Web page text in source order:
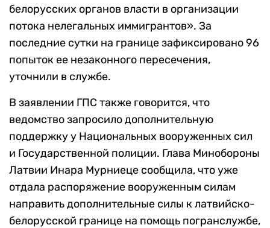
белорусских органов власти в организации
потока нелегальных иммигрантов». За
последние сутки на границе зафиксировано 96
попыток ее незаконного пересечения,
уточнили в службе.
В заявлении ГПС также говорится, что
ведомство запросило дополнительную
поддержку у Национальных вооруженных сил
и Государственной полиции. Глава Минобороны
Латвии Инара Мурниеце сообщила, что уже
отдала распоряжение вооруженным силам
направить дополнительные силы к латвийско-
белорусской границе на помощь погранслужбе,